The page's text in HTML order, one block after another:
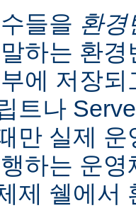
들을 환경
하는 환
에 저장
트나
만 실제
하는 운
제 쉘에서